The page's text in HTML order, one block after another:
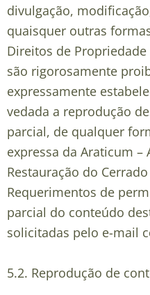
divulgação,
quaisquer outras
Direitos de
são rigorosamente
expressamente
vedada a reprodução
parcial, de qualquer
expressa da Araticum –
Restauração do
Requerimentos de
parcial do conteúdo
solicitadas pelo e-mail
5.2. Reprodução de